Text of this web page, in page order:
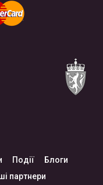
Події
Блоги
партнери